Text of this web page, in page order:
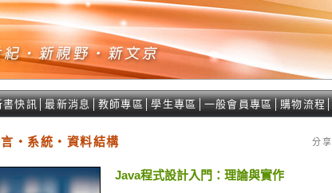
書快訊 │最新消息 教師專區 │學生專區 一般會員專區 購物流程
分享
‧系統‧資料結構
Java程式設計入門：理論與實作